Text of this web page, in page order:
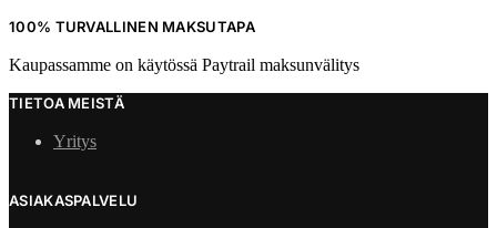
100% TURVALLINEN MAKSUTAPA
Kaupassamme on käytössä Paytrail maksunvälitys
TIETOA MEISTÄ
Yritys
ASIAKASPALVELU